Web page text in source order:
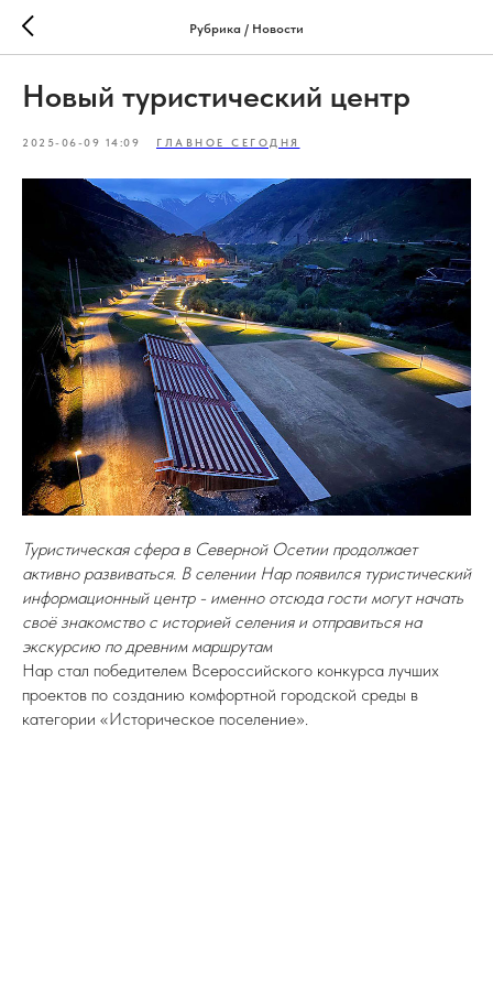
Рубрика / Новости
Новый туристический центр
2025-06-09 14:09 ГЛАВНОЕ СЕГОДНЯ
Туристическая сфера в Северной Осетии продолжает
активно развиваться. В селении Нар появился туристический
информационный центр - именно отсюда гости могут начать
своё знакомство с историей селения и отправиться на
экскурсию по древним маршрутам
Нар стал победителем Всероссийского конкурса лучших
проектов по созданию комфортной городской среды в
категории «Историческое поселение».